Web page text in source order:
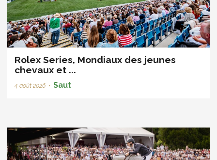
Rolex Series, Mondiaux des jeunes
chevaux et ...
4 août 2026 • Saut